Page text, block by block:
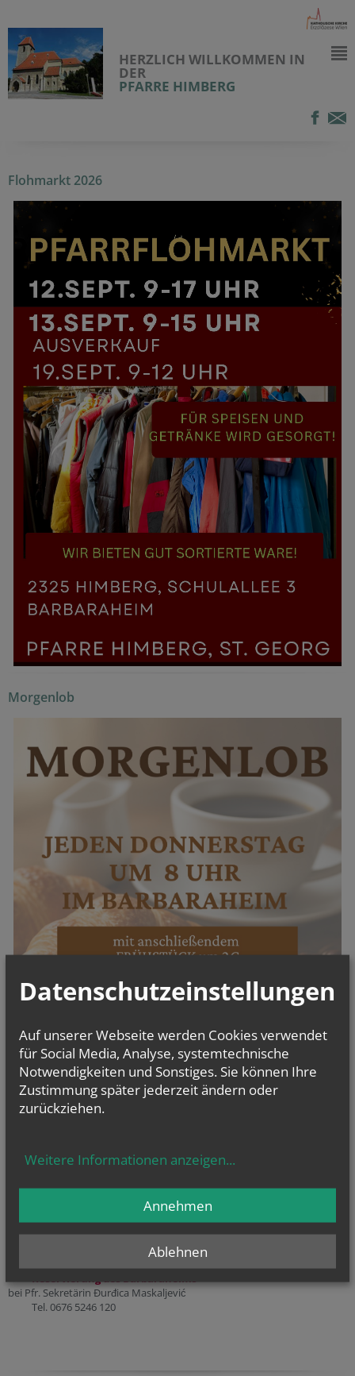
HERZLICH WILLKOMMEN IN
DER
PFARRE HIMBERG
Flohmarkt 2026
Morgenlob
Kanzlei
bei Pfr. Sekretärin Ðurđica Maskaljević
Tel. 0676 5246 120
Datenschutzeinstellungen
Auf unserer Webseite werden Cookies verwendet
für Social Media, Analyse, systemtechnische
Notwendigkeiten und Sonstiges. Sie können Ihre
Zustimmung später jederzeit ändern oder
zurückziehen.
Weitere Informationen anzeigen...
Ablehnen
Annehmen